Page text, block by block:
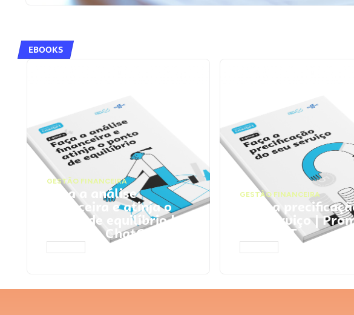
EBOOKS
GESTÃO FINANCEIRA
Faça a análise
financeira e atinja o
ponto de equilíbrio |
Prompts ChatGPT
GESTÃO FINANCEIRA
Faça a
seu serviço |
ChatGPT